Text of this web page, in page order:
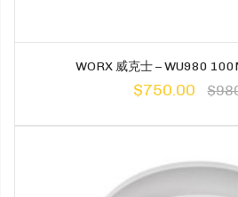
WORX 威克士 – WU980
$750.00